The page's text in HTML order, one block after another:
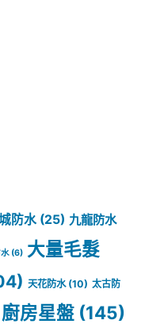
防水 (25) 九龍防水
(6) 大量毛髮
天花防水(10) 太古防
廚房星盤 (145)